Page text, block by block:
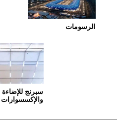
الرسومات
سبرنج للإضاءة
والإكسسوارات